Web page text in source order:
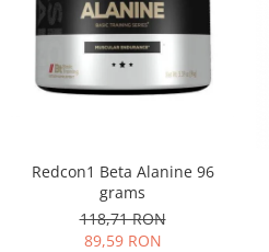
Redcon1 Beta Alanine 96
grams
118,71 RON
89,59 RON